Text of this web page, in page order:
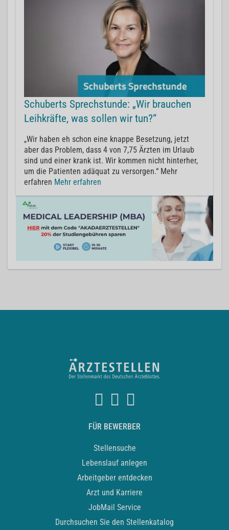
Schuberts Sprechstunde: „Wir brauchen
Leihkräfte, was sollen wir tun?“
„Wir haben eh schon eine knappe Besetzung, jetzt
aber das Problem, dass 4 von 7,75 Ärzten im Urlaub
sind und einer krank ist. Wir kommen nicht hinterher,
um die Patienten adäquat zu versorgen.“ Mehr
erfahren Mehr erfahren
FÜR BEWERBER
Stellensuche
Lebenslauf anlegen
Arbeitgeber entdecken
Arzt und Karriere
JobMail Service
Durchsuchen Sie den Stellenkatalog